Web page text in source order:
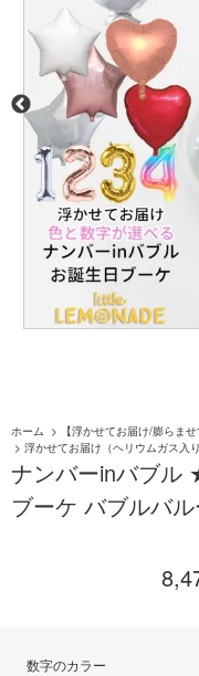
ホーム >
【浮かせてお届け/膨らま
> 浮かせてお届け（ヘリウムガス入
ナンバーinバブル
ブーケ バブルバ
数字のカラー